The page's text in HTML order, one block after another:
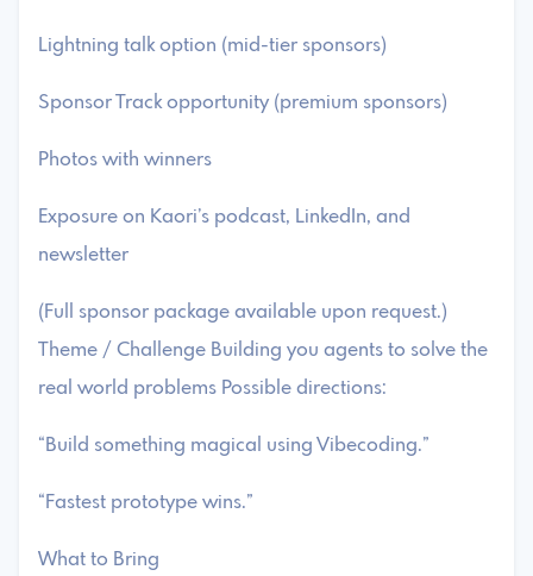
​Lightning talk option (mid-tier sponsors)
​Sponsor Track opportunity (premium sponsors)
​Photos with winners
​Exposure on Kaori’s podcast, LinkedIn, and
newsletter
​(Full sponsor package available upon request.)
Theme / Challenge ​Building you agents to solve the
real world problems ​Possible directions:
​“Build something magical using Vibecoding.”
​“Fastest prototype wins.”
What to Bring